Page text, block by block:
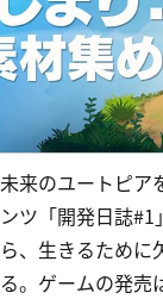
来のユートピ
ツ「開発日誌
、生きるため
。ゲームの発売